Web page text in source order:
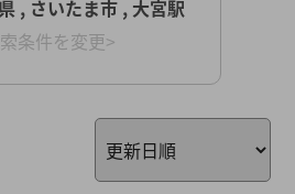
, さいたま市 , 大宮駅
条件を変更>